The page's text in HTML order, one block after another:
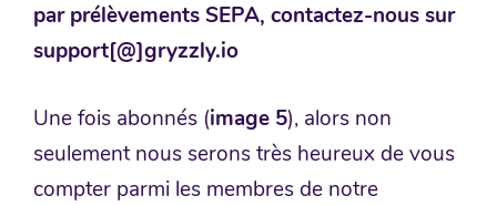
par prélèvements SEPA, contactez-nous sur
support[@]gryzzly.io
Une fois abonnés (image 5), alors non
seulement nous serons très heureux de vous
compter parmi les membres de notre